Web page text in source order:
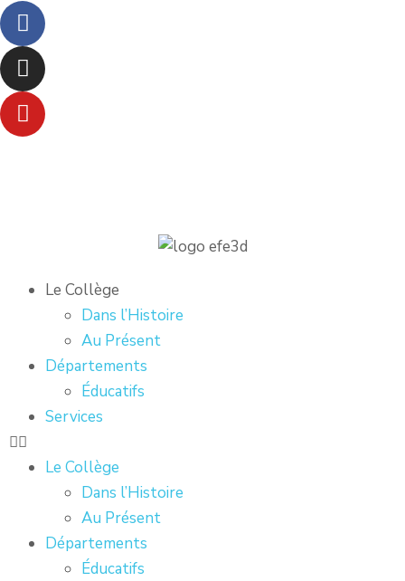
Le Collège
Dans l’Histoire
Au Présent
Départements
Éducatifs
Services
Le Collège
Dans l’Histoire
Au Présent
Départements
Éducatifs